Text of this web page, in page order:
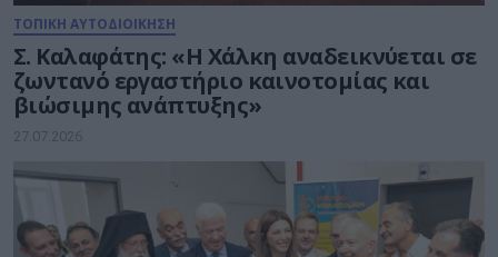
ΤΟΠΙΚΗ ΑΥΤΟΔΙΟΙΚΗΣΗ
Σ. Καλαφάτης: «H Χάλκη αναδεικνύεται σε
ζωντανό εργαστήριο καινοτομίας και
βιώσιμης ανάπτυξης»
27.07.2026